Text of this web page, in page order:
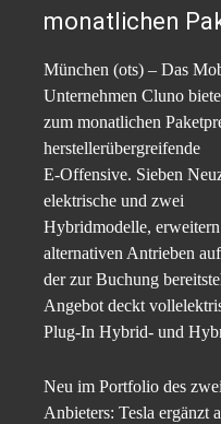
monatlichen
München (ots) – Das
Unternehmen Cluno
zum monatlichen
herstellerübergreifende
E-Offensive. Sieben
elektrische und zwei
Hybridmodelle,
alternativen Antrieben
der zur Buchung
Angebot deckt
Plug-In Hybrid- und
Neu im Portfolio des
Anbieters: Tesla ergänzt